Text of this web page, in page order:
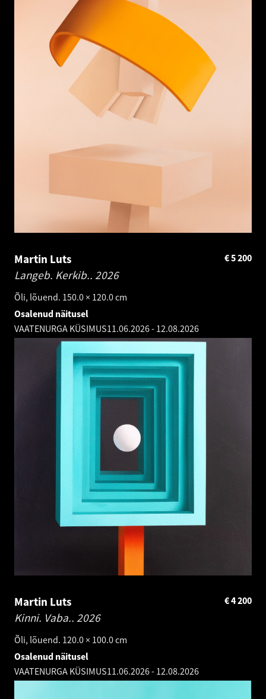
Martin Luts
Langeb. Kerkib.. 2026
Õli, lõuend. 150.0 × 120.0 cm
5 200
€
Osalenud näitusel
VAATENURGA KÜSIMUS11.06.2026- 12.08.2026
Martin Luts
Kinni. Vaba.. 2026
Õli, lõuend. 120.0 × 100.0 cm
4 200
€
Osalenud näitusel
VAATENURGA KÜSIMUS11.06.2026- 12.08.2026